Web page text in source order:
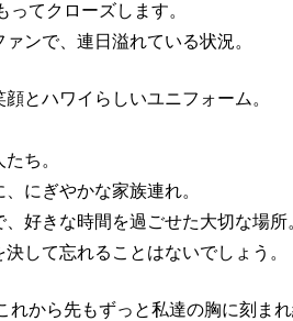
てクローズします。
ンで、連日溢れている状況。
とハワイらしいユニフォーム。
ち。
にぎやかな家族連れ。
好きな時間を過ごせた大切な場所
して忘れることはないでしょう。
から先もずっと私達の胸に刻まれ